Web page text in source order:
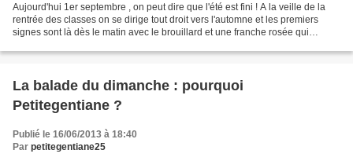
Aujourd'hui 1er septembre , on peut dire que l'été est fini ! A la veille de la
rentrée des classes on se dirige tout droit vers l'automne et les premiers
signes sont là dès le matin avec le brouillard et une franche rosée qui
La balade du dimanche : pourquoi
Petitegentiane ?
Publié le 16/06/2013 à 18:40
Par petitegentiane25